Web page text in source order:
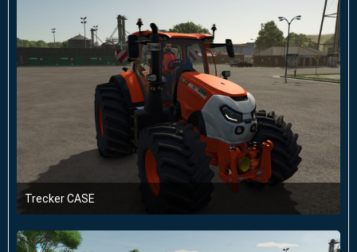
Trecker CASE
11. Januar 2025 um 14:41